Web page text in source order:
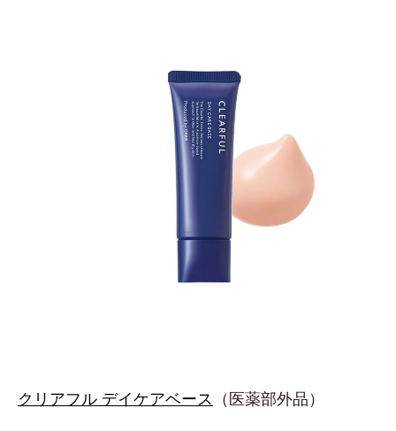
クリアフル デイケアベース （医薬部外品）